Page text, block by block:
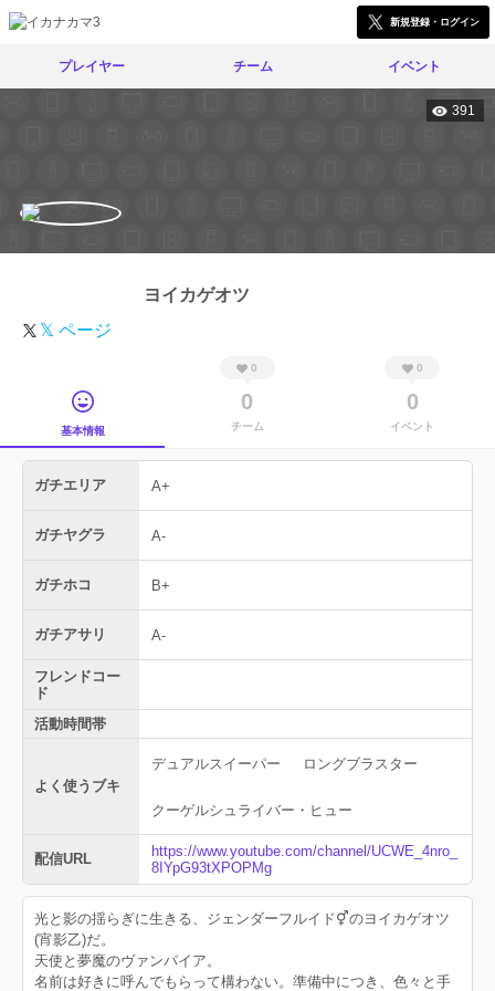
新規登録・ログイン
プレイヤー チーム イベント
391
ヨイカゲオツ
𝕏 ページ
基本情報
0
0
チーム
0
0
イベント
ガチエリア A+
ガチヤグラ A-
ガチホコ B+
ガチアサリ A-
フレンドコー
ド
活動時間帯
よく使うブキ
デュアルスイーパー ロングブラスター
クーゲルシュライバー・ヒュー
配信URL
https://www.youtube.com/channel/UCWE_4nro_
8IYpG93tXPOPMg
光と影の揺らぎに生きる、ジェンダーフルイド⚥のヨイカゲオツ
(宵影乙)だ。
天使と夢魔のヴァンパイア。
名前は好きに呼んでもらって構わない。準備中につき、色々と手